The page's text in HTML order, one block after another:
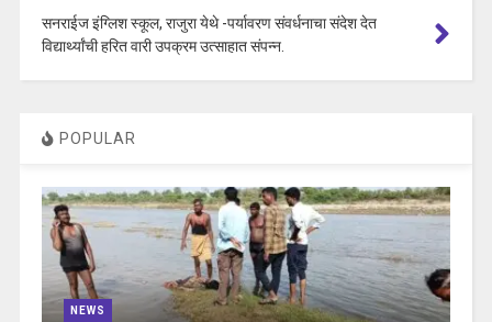
सनराईज इंग्लिश स्कूल, राजुरा येथे -पर्यावरण संवर्धनाचा संदेश देत
विद्यार्थ्यांची हरित वारी उपक्रम उत्साहात संपन्न.
POPULAR
NEWS